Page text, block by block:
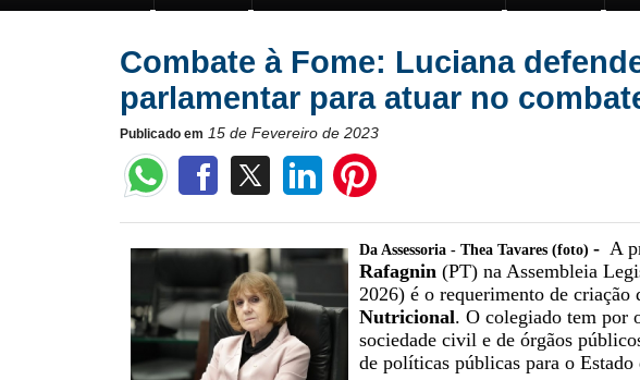
Combate à Fome: Luciana
parlamentar para atuar no
Publicado em 15 de Fevereiro de 2023
Da Assessoria - Thea Tavares (foto) - A
Rafagnin(PT) na Assembleia
2026) é o requerimento de criação
Nutricional. O colegiado tem por
sociedade civil e de órgãos
de políticas públicas para o Estado